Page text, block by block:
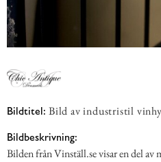
Bildtitel: Bild av industristil
Bildbeskrivning:
Bilden från Vinställ.se visar en del